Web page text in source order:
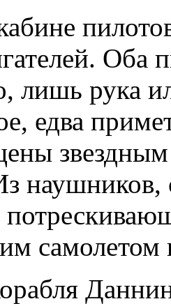
Оба
лишь рука
едва
наушников,
самолетом